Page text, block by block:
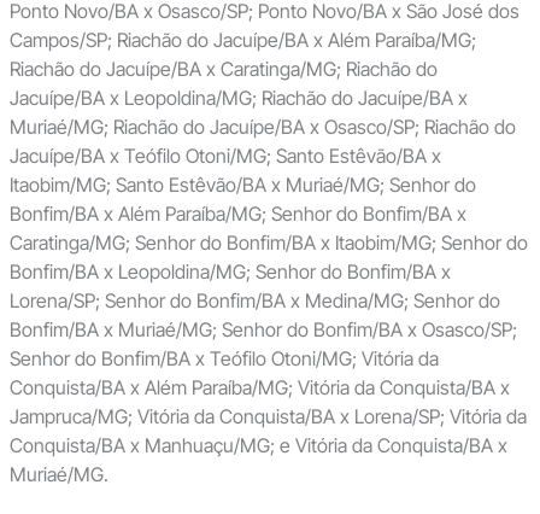
Ponto Novo/BA x Osasco/SP; Ponto Novo/BA x São José dos
Campos/SP; Riachão do Jacuípe/BA x Além Paraíba/MG;
Riachão do Jacuípe/BA x Caratinga/MG; Riachão do
Jacuípe/BA x Leopoldina/MG; Riachão do Jacuípe/BA x
Muriaé/MG; Riachão do Jacuípe/BA x Osasco/SP; Riachão do
Jacuípe/BA x Teófilo Otoni/MG; Santo Estêvão/BA x
Itaobim/MG; Santo Estêvão/BA x Muriaé/MG; Senhor do
Bonfim/BA x Além Paraíba/MG; Senhor do Bonfim/BA x
Caratinga/MG; Senhor do Bonfim/BA x Itaobim/MG; Senhor do
Bonfim/BA x Leopoldina/MG; Senhor do Bonfim/BA x
Lorena/SP; Senhor do Bonfim/BA x Medina/MG; Senhor do
Bonfim/BA x Muriaé/MG; Senhor do Bonfim/BA x Osasco/SP;
Senhor do Bonfim/BA x Teófilo Otoni/MG; Vitória da
Conquista/BA x Além Paraíba/MG; Vitória da Conquista/BA x
Jampruca/MG; Vitória da Conquista/BA x Lorena/SP; Vitória da
Conquista/BA x Manhuaçu/MG; e Vitória da Conquista/BA x
Muriaé/MG.